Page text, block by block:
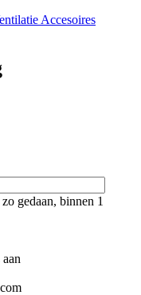
Accesoires
gedaan, binnen 1